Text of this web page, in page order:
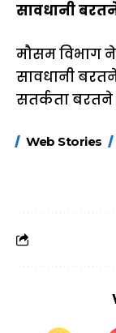
सावधानी
मौसम विभाग
सावधानी
सतर्कता बरतने
Web Stories
FASTag के ये नए